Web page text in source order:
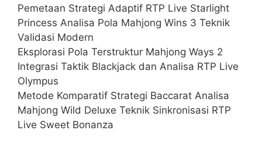
Pemetaan Strategi Adaptif RTP Live Starlight
Princess Analisa Pola Mahjong Wins 3 Teknik
Validasi Modern
Eksplorasi Pola Terstruktur Mahjong Ways 2
Integrasi Taktik Blackjack dan Analisa RTP Live
Olympus
Metode Komparatif Strategi Baccarat Analisa
Mahjong Wild Deluxe Teknik Sinkronisasi RTP
Live Sweet Bonanza